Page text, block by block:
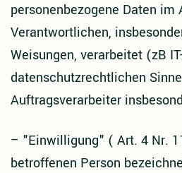
personenbezogene Daten im
Verantwortlichen,
Weisungen, verarbeitet (zB
datenschutzrechtlichen
Auftragsverarbeiter
– "Einwilligung" ( Art. 4 Nr.
betroffenen Person